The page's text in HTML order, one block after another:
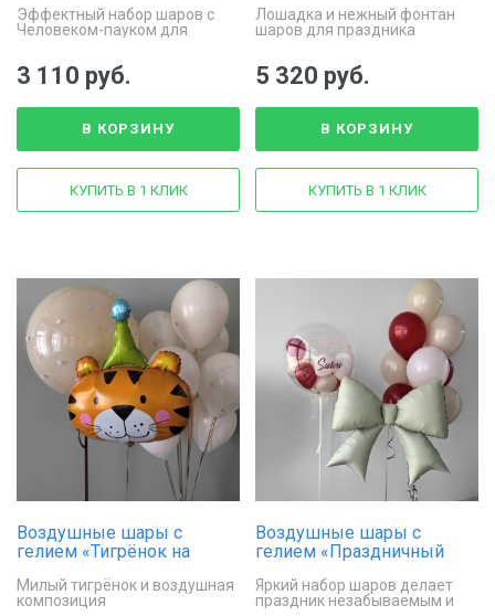
Эффектный набор шаров с
Человеком-пауком для
3 110 руб.
В КОРЗИНУ
КУПИТЬ В 1 КЛИК
Лошадка и нежный фонтан
шаров для праздника
5 320 руб.
В КОРЗИНУ
КУПИТЬ В 1 КЛИК
Воздушные шары с
гелием «Тигрёнок на
Милый тигрёнок и воздушная
композиция
Воздушные шары с
гелием «Праздничный
Яркий набор шаров делает
праздник незабываемым и